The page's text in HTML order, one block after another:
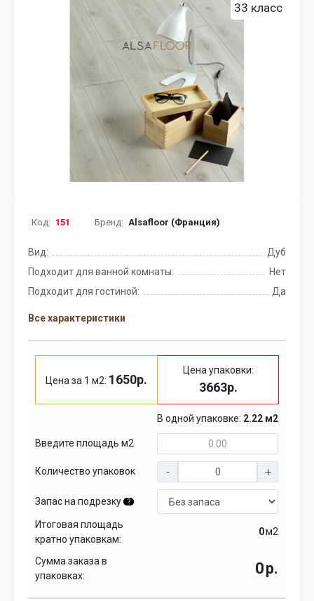
33 класс
Код: 151 Бренд: Alsafloor (Франция)
Вид:
Дуб
Подходит для ванной комнаты:
Нет
Подходит для гостиной:
Да
Все характеристики
Цена за 1 м2: 1650р.
Цена упаковки:
3663р.
В одной упаковке: 2.22 м2
Введите площадь м2
Количество упаковок
Запас на подрезку ?
Итоговая площадь
кратно упаковкам:
м2
Сумма заказа в
упаковках:
р.